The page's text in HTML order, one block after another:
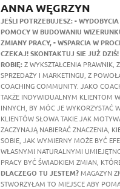
ANNA WĘGRZYN
JEŚLI POTRZEBUJESZ:-
POMOCY W BUDOWANIU
ZMIANY PRACY,- WSPARCIA W
CZEKAJ! SKONTAKTUJ SIE JUŻ DZIŚ!
ROBIĘ:Z WYKSZTAŁCENIA PRAWNIK,
SPRZEDAŻY I MARKETINGU, Z
COACHING COMMUNITY. JAKO
TAKŻE INDYWIDUALNYM KLIENTOM
INNYCH, BY MÓC JE WYKORZYSTAĆ
KLIENTÓW SŁOWA TAKIE JAK
ZACZYNAJĄ NABIERAĆ ZNACZENIA,
SOBIE, JAK WYMIERNY MOŻE BYĆ
WŁASNYMI NATURALNYMI
PRACY BYĆ ŚWIADKIEM ZMIAN,
DLACZEGO TU JESTEM?MAGAZYN
STWORZYŁAM TO MIEJSCE ABY